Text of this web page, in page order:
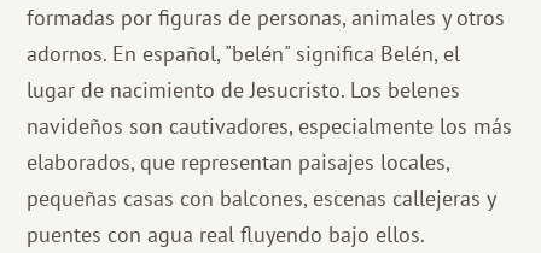
formadas por figuras de personas, animales y otros
adornos. En español, "belén" significa Belén, el
lugar de nacimiento de Jesucristo. Los belenes
navideños son cautivadores, especialmente los más
elaborados, que representan paisajes locales,
pequeñas casas con balcones, escenas callejeras y
puentes con agua real fluyendo bajo ellos.